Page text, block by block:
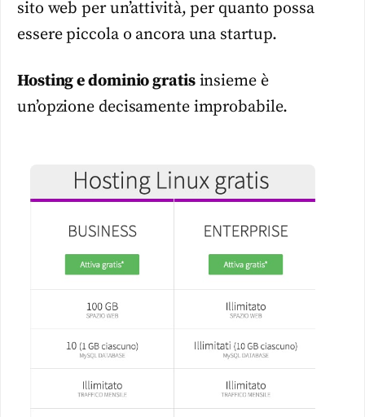
sito web per un’attività, per quanto possa
essere piccola o ancora una startup.
Hosting e dominio gratisinsieme è
un’opzione decisamente improbabile.